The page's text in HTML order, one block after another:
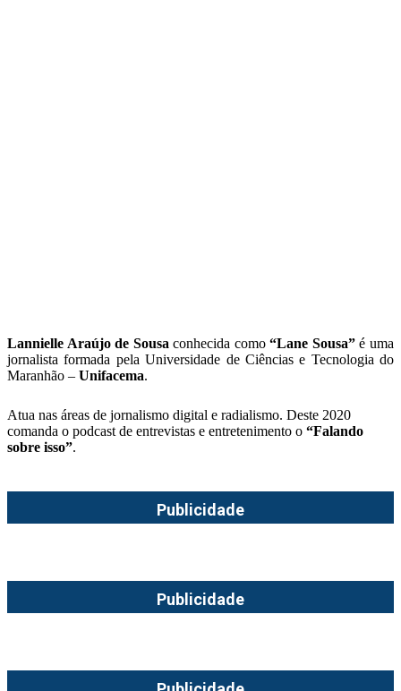
Lannielle Araújo de Sousa conhecida como“Lane Sousa”é uma
jornalista formada pela Universidade de Ciências e Tecnologia do
Maranhão – Unifacema.
Atua nas áreas de jornalismo digital e radialismo. Deste 2020
comanda o podcast de entrevistas e entretenimento o “Falando
sobre isso”.
Publicidade
Publicidade